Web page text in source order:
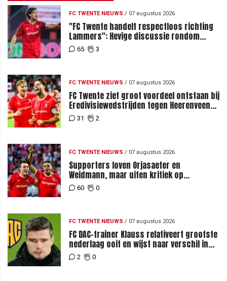
FC TWENTE NIEUWS / 07 augustus 2026
"FC Twente handelt respectloos richting
Lammers": Hevige discussie rondom
degradatie tot derde spits
65 3
FC TWENTE NIEUWS / 07 augustus 2026
FC Twente ziet groot voordeel ontstaan bij
Eredivisiewedstrijden tegen Heerenveen
en PEC Zwolle
31 2
FC TWENTE NIEUWS / 07 augustus 2026
Supporters loven Orjasaeter en
Weidmann, maar uiten kritiek op
Weghorst na ruime zege op FC DAC
60 0
FC TWENTE NIEUWS / 07 augustus 2026
FC DAC-trainer Klauss relativeert grootste
nederlaag ooit en wijst naar verschil in
selectiewaarden
2 0